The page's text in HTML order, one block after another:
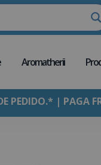
Aromatherii
PEDIDO.* | PAGA